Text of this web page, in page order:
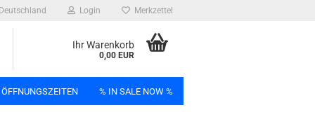
Deutschland Login Merkzettel
Ihr Warenkorb
0,00 EUR
% IN SALE NOW %